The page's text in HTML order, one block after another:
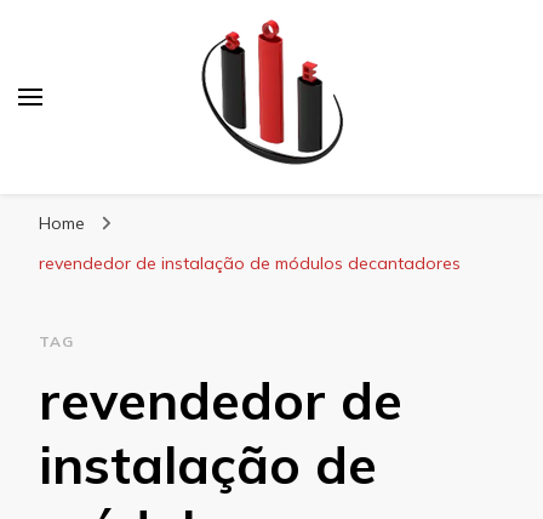
Home
revendedor de instalação de módulos decantadores
TAG
revendedor de
instalação de